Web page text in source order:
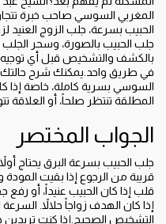
الحبيب بسرعة، جلب الزوج العنيد
جلب الحبيب بالصورة، وسحر
بالكشف والتشخيص قبل أي
في طريق واحد.يمكنك شرح حالتك
السوسي بسرية كاملة، خاصة إذا كان
المطلقة تنتظر صلحاً، أو العلاقة
الجواب المختصر
جلب الحبيب بسرعة البرق يحتاج
قريبة من الرجوع إذا بقيت المودة
قلب إذا كان الحبيب عنيداً، أو رفع
إذا كان الهدف زواجاً حلالاً.
التشخيص الصحيح.إذا كنتِ تريدين